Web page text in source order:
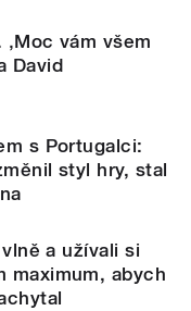
vám všem
David
s Portugalci:
styl hry, stal
a užívali si
maximum, abych